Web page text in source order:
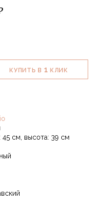
КУПИТЬ В 1 КЛИК
45 см, высота: 39 см